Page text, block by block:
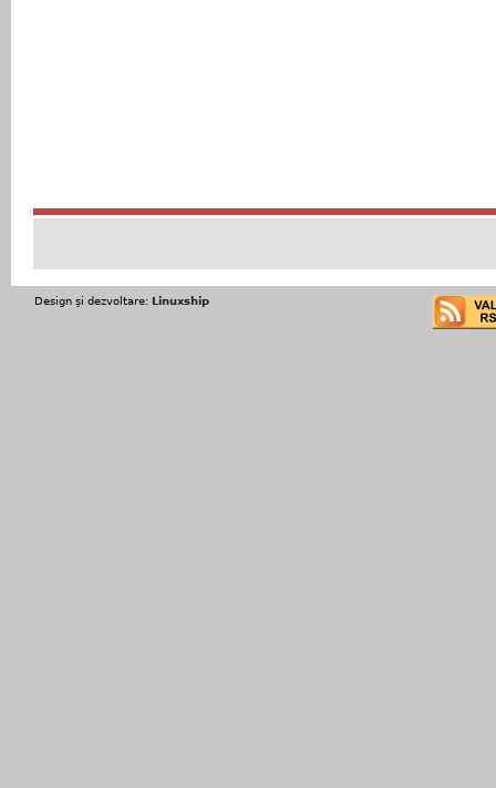
Design şi dezvoltare: Linuxship